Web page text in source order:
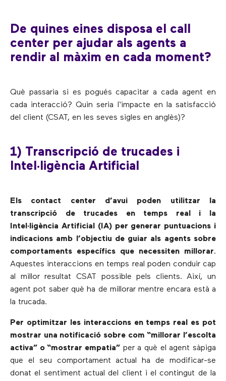
De quines eines disposa el call
center per ajudar als agents a
rendir al màxim en cada moment?
Què passaria si es pogués capacitar a cada agent en
cada interacció? Quin seria l‘impacte en la satisfacció
del client (CSAT, en les seves sigles en anglès)?
1) Transcripció de trucades i
Intel·ligència Artificial
Els contact center d’avui poden utilitzar la
transcripció de trucades en temps real i la
Intel·ligència Artificial (IA) per generar puntuacions i
indicacions amb l’objectiu de guiar als agents sobre
comportaments específics que necessiten millorar.
Aquestes interaccions en temps real poden conduir cap
al millor resultat CSAT possible pels clients. Així, un
agent pot saber què ha de millorar mentre encara està a
la trucada.
Per optimitzar les interaccions en temps real es pot
mostrar una notificació sobre com “millorar l’escolta
activa” o “mostrar empatia” per a què el agent sàpiga
que el seu comportament actual ha de modificar-se
donat el sentiment actual del client i el contingut de la